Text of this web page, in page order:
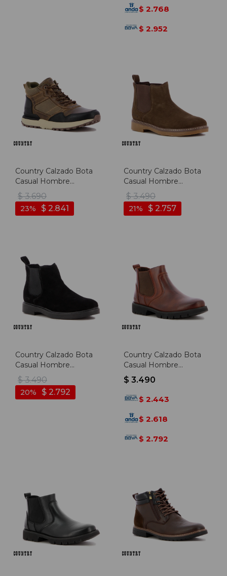
$ 2.768
$ 2.952
Country Calzado Bota
Casual Hombre
Acordonada - Kaki-
Negro - Kaki-negro
$ 3.690
$ 2.841
23
Country Calzado Bota
Casual Hombre
C/elastico - Marron -
Marron
$ 3.490
$ 2.757
21
Country Calzado Bota
Casual Hombre
C/elastico - Negro -
Negro
$ 3.490
$ 2.792
20
Country Calzado Bota
Casual Hombre
C/elastico - Cafe - Cafe
$ 3.490
$ 2.443
$ 2.618
$ 2.792